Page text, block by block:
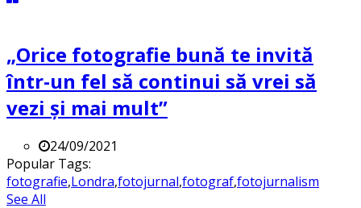
„Orice fotografie bună te invită
într-un fel să continui să vrei să
vezi și mai mult”
24/09/2021
Popular Tags:
fotografie,Londra,fotojurnal,fotograf,fotojurnalism
See All